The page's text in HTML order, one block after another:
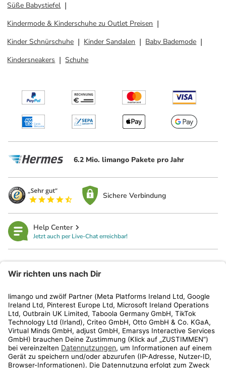
Süße Babystiefel
Kindermode & Kinderschuhe zu Outlet Preisen
Kinder Schnürschuhe
Kinder Sandalen
Baby Bademode
Kindersneakers
Schuhe
6.2 Mio. limango Pakete pro Jahr
Sichere Verbindung
Help Center
Jetzt auch per Live-Chat erreichbar!
Kundenservice
Shop
Aktionen